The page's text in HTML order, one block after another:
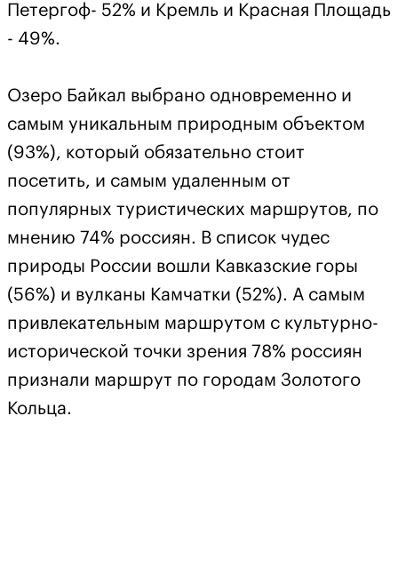
Петергоф- 52% и Кремль и Красная Площадь
- 49%.
Озеро Байкал выбрано одновременно и
самым уникальным природным объектом
(93%), который обязательно стоит
посетить, и самым удаленным от
популярных туристических маршрутов, по
мнению 74% россиян. В список чудес
природы России вошли Кавказские горы
(56%) и вулканы Камчатки (52%). А самым
привлекательным маршрутом с культурно-
исторической точки зрения 78% россиян
признали маршрут по городам Золотого
Кольца.